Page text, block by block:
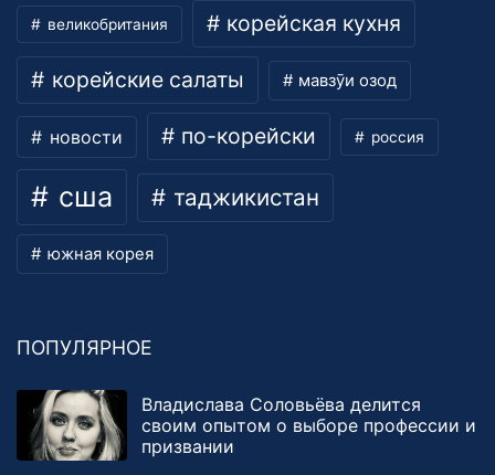
великобритания корейская кухня
корейские салаты мавзӯи озод
новости по-корейски россия
сша таджикистан
южная корея
ПОПУЛЯРНОЕ
Владислава Соловьёва делится
своим опытом о выборе профессии и
призвании